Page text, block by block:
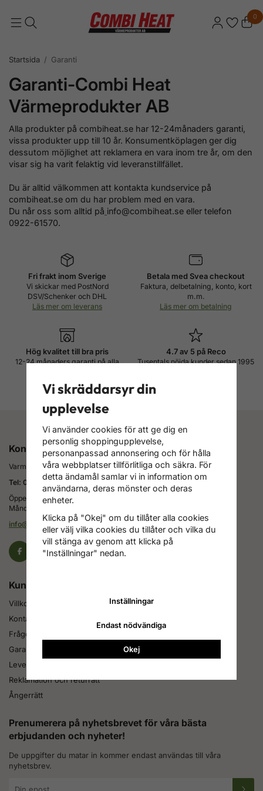
0
Startsida / Garanti
Garanti-Combi Heat
Värmeprodukter AB
Alla produkter på combiheat.se har 12-24månaders garanti,
vissa produkter upp till 10 år. Konsumentköplagen ger dig
dessutom möjlighet att reklamera en vara inom tre år, om den
visar sig ha varit felaktig vid leveranstillfället.
Du är alltid välkommen att kontakta kundservice på
combiheat.se om du har problem med en vara.
Du når oss som alltid på info@combiheat.se eller telefon
0922-61570.
Fri frakt inom Sverige
Vi skickar med PostNord
DSV/Schenker och DHL
Läs mer om leverans
Betala med Svea checkout
Faktura, delbetalning, konto, kort
m.m.
Läs mer om betalning
Hög kvalitet till bra pris
12-24 månaders garanti på alla
Läs mer om garanti
4.7 av 5 på Reco
Tusentals nöjda kunder sedan 1995
Kontakta oss
Varmt välkommen att kontakta oss för rådgivning och support!
Tel: 0922-61570
Öppettider telefon:
Måndag-Fredag 08.00-17.00
info@combiheat.se
Kundtjänst
Villkor
Kontakta oss
Frågor och svar
Garanti
Leveranstid
Reklamation och returrätt
Ångerrätt
Prenumerera på nyhetsbrevet för våra bästa
erbjudanden och nyheter!
De uppgifter du matar in kommer endast användas till våra
nyhetsbrev.
Vi skräddarsyr din
upplevelse
Vi använder cookies för att ge dig en
personlig shoppingupplevelse,
personanpassad annonsering och för hålla
våra webbplatser tillförlitliga och säkra. För
detta ändamål samlar vi in information om
användarna, deras mönster och deras
enheter.
Klicka på "Okej" om du tillåter alla cookies
eller välj vilka cookies du tillåter och vilka du
vill stänga av genom att klicka på
"Inställningar" nedan.
Inställningar
Endast nödvändiga
Okej